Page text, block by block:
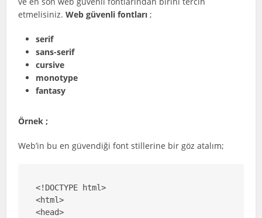
etmelisiniz.Web güvenli fontları ;
serif
sans-serif
cursive
monotype
fantasy
Örnek ;
Web’in bu en güvendiği font stillerine bir göz atalım;
<!DOCTYPE html>
<html>
<head>